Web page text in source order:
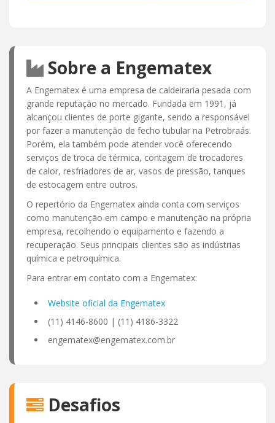
Sobre a Engematex
A Engematex é uma empresa de caldeiraria pesada com
grande reputação no mercado. Fundada em 1991, já
alcançou clientes de porte gigante, sendo a responsável
por fazer a manutenção de fecho tubular na Petrobraás.
Porém, ela também pode atender você oferecendo
serviços de troca de térmica, contagem de trocadores
de calor, resfriadores de ar, vasos de pressão, tanques
de estocagem entre outros.
O repertório da Engematex ainda conta com serviços
como manutenção em campo e manutenção na própria
empresa, recolhendo o equipamento e fazendo a
recuperação. Seus principais clientes são as indústrias
química e petroquímica.
Para entrar em contato com a Engematex:
Website oficial da Engematex
(11) 4146-8600 | (11) 4186-3322
engematex@engematex.com.br
Desafios